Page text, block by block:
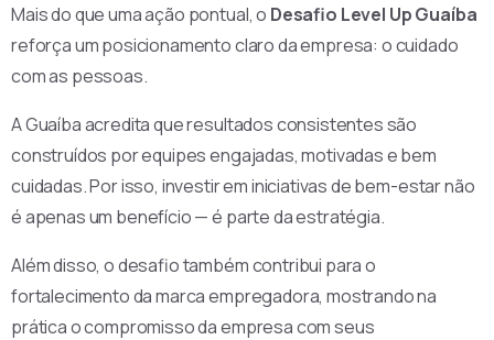
Mais do que uma ação pontual, o Desafio Level Up Guaíba
reforça um posicionamento claro da empresa: o cuidado
com as pessoas.
A Guaíba acredita que resultados consistentes são
construídos por equipes engajadas, motivadas e bem
cuidadas. Por isso, investir em iniciativas de bem-estar não
é apenas um benefício — é parte da estratégia.
Além disso, o desafio também contribui para o
fortalecimento da marca empregadora, mostrando na
prática o compromisso da empresa com seus